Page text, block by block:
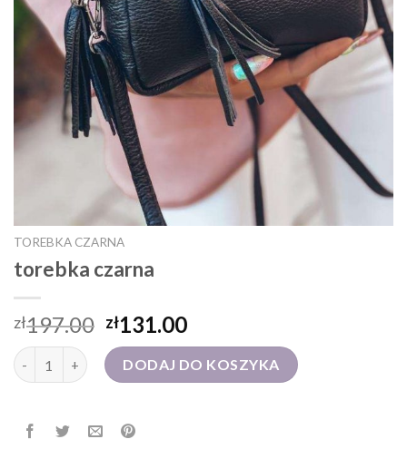
TOREBKA CZARNA
torebka czarna
zł197.00 zł131.00
ilość torebka czarnaDODAJ DO KOSZYKA